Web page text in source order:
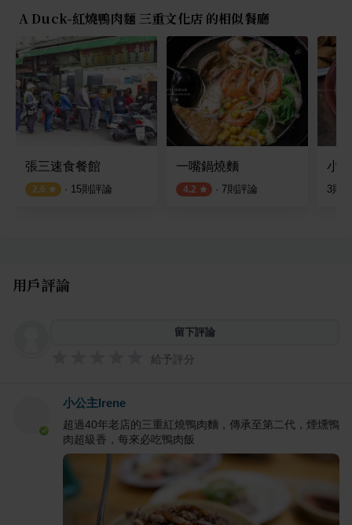
A Duck-紅燒鴨肉麵 三重文化店 的相似餐廳
張三速食餐館
2.6 · 15則評論
一嘴鍋燒麵
4.2 · 7則評論
小
3則
用戶評論
留下評論
給予評分
小公主Irene
超過40年老店的三重紅燒鴨肉麵，傳承至第二代，煙燻鴨
肉超級香，每來必吃鴨肉飯